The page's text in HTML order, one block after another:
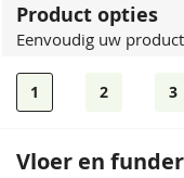
Product opties
Eenvoudig uw
1 2 3
Vloer en